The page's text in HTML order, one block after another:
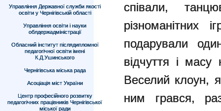
Управління Державної служби якості
освіти у Чернігівській області
Управління освіти і науки
облдержадміністрації
Обласний інститут післядипломної
педагогічної освіти імені
К.Д.Ушинського
Чернігівська міська рада
Асоціація міст України
Центр професійного розвитку
педагогічних працівників Чернігівської
міської ради
співали,
різноманітних
подарували
відчуття і масу
Веселий клоун,
ним грався,